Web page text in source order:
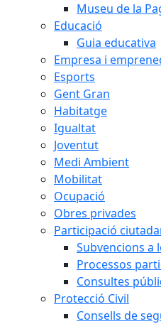
Museu de la
Educació
Guia educativa
Empresa i
Esports
Gent Gran
Habitatge
Igualtat
Joventut
Medi Ambient
Mobilitat
Ocupació
Obres privades
Participació
Subvencions a
Processos
Consultes
Protecció Civil
Consells de